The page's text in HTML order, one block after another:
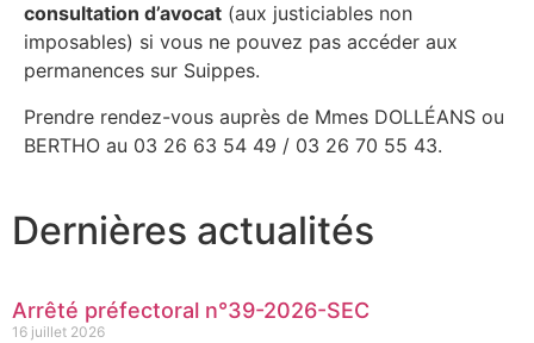
consultation d’avocat (aux justiciables non
imposables) si vous ne pouvez pas accéder aux
permanences sur Suippes.
Prendre rendez-vous auprès de Mmes DOLLÉANS ou
BERTHO au 03 26 63 54 49 / 03 26 70 55 43.
Dernières actualités
Arrêté préfectoral n°39-2026-SEC
16 juillet 2026